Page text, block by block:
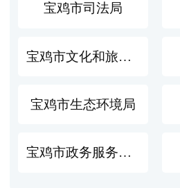
宝鸡市司法局
宝鸡市文化和旅游局
宝鸡市生态环境局
宝鸡市政务服务中心